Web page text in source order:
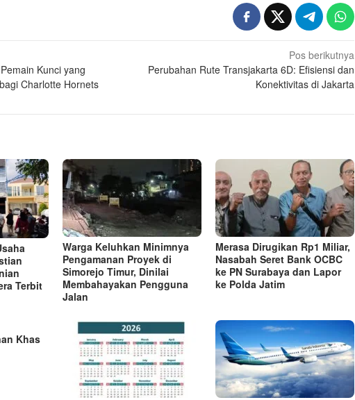
Kunci yang
Charlotte Hornets
Pos berikutnya
Perubahan Rute Transjakarta 6D: Efisiensi dan
Konektivitas di Jakarta
Terbit
Warga Keluhkan Minimnya
Pengamanan Proyek di
Simorejo Timur, Dinilai
Membahayakan Pengguna
Jalan
Merasa Dirugikan Rp1 Miliar,
Nasabah Seret Bank OCBC
ke PN Surabaya dan Lapor
ke Polda Jatim
Khas